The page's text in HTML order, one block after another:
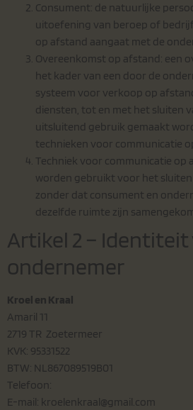
Consument: de natuurlijke
uitoefening van beroep of
op afstand aangaat met de
Overeenkomst op afstand: een
het kader van een door de
systeem voor verkoop op
diensten, tot en met het sluiten
uitsluitend gebruik gemaakt
technieken voor communicatie
Techniek voor communicatie op
worden gebruikt voor het
zonder dat consument en
dezelfde ruimte zijn
Artikel 2 – Identiteit
ondernemer
Kroel en Kraal
Amaril 11
2719 TR Zoetermeer
KVK: 95331522
BTW: NL867089519B01
Telefoon:
E-mail: kroelenkraal@gmail.com